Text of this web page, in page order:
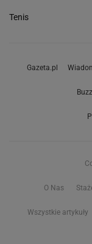
Tenis
Gazeta.pl
Buzz
O Nas
Wszystkie artykuły